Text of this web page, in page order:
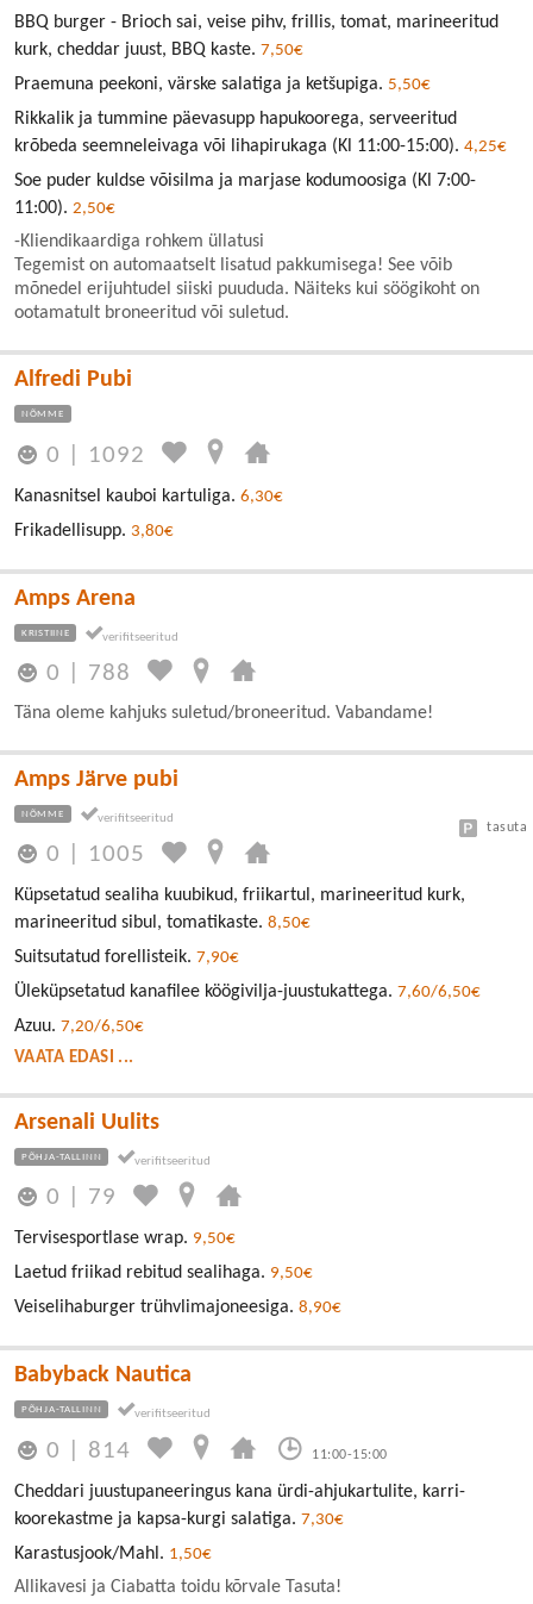
BBQ burger - Brioch sai, veise pihv, frillis, tomat, marineeritud
kurk, cheddar juust, BBQ kaste. 7,50€
Praemuna peekoni, värske salatiga ja ketšupiga. 5,50€
Rikkalik ja tummine päevasupp hapukoorega, serveeritud
krõbeda seemneleivaga või lihapirukaga (Kl 11:00-15:00). 4,25€
Soe puder kuldse võisilma ja marjase kodumoosiga (Kl 7:00-
11:00). 2,50€
-Kliendikaardiga rohkem üllatusi
Tegemist on automaatselt lisatud pakkumisega! See võib
mõnedel erijuhtudel siiski puududa. Näiteks kui söögikoht on
ootamatult broneeritud või suletud.
Alfredi Pubi
NÕMME
0 1092
Kanasnitsel kauboi kartuliga. 6,30€
Frikadellisupp. 3,80€
Amps Arena
KRISTIINE
0 788
Täna oleme kahjuks suletud/broneeritud. Vabandame!
Amps Järve pubi
NÕMME
0 1005
tasuta
Küpsetatud sealiha kuubikud, friikartul, marineeritud kurk,
marineeritud sibul, tomatikaste. 8,50€
Suitsutatud forellisteik. 7,90€
Üleküpsetatud kanafilee köögivilja-juustukattega. 7,60/6,50€
Azuu. 7,20/6,50€
VAATA EDASI ...
Arsenali Uulits
PÕHJA-TALLINN
0 79
Tervisesportlase wrap. 9,50€
Laetud friikad rebitud sealihaga. 9,50€
Veiselihaburger trühvlimajoneesiga. 8,90€
Babyback Nautica
PÕHJA-TALLINN
0 814 11:00-15:00
Cheddari juustupaneeringus kana ürdi-ahjukartulite, karri-
koorekastme ja kapsa-kurgi salatiga. 7,30€
Karastusjook/Mahl. 1,50€
Allikavesi ja Ciabatta toidu kõrvale Tasuta!